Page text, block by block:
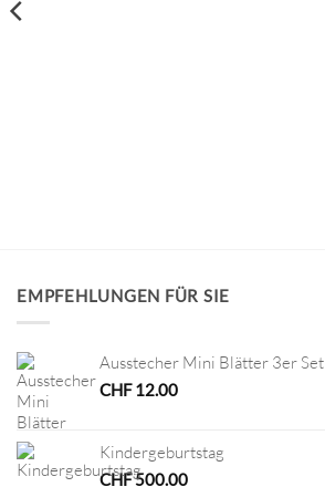
EMPFEHLUNGEN FÜR SIE
Ausstecher Mini Blätter 3er Set
CHF12.00
Kindergeburtstag
CHF500.00